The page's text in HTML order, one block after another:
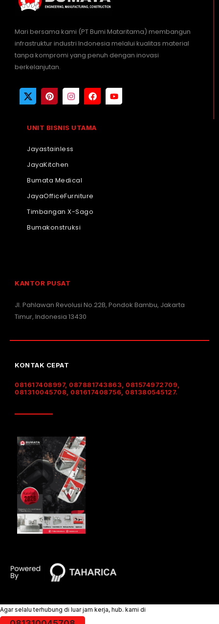
Mari bersama kami (PT Bumi Mataritama) membangun
infrastruktur industri Indonesia melalui kualitas material
tanpa kompromi yang penuh dengan inovasi
berkelanjutan.
UNIT BISNIS UTAMA
Jayastainless
JayaKitchen
Bumata Medical
JayaOfficeFurniture
Timbangan X-Sago
Bumakonstruksi
KANTOR PUSAT
Jl. Pahlawan Revolusi No.22B, Pondok Bambu, Jakarta
Timur, Indonesia 13430
KONTAK CEPAT
081617408997, 087881743863, 081574972709,
081310045708, 081617408756, 081380545127.
Agar selalu terhubung di luar jam kerja, hub. kami di